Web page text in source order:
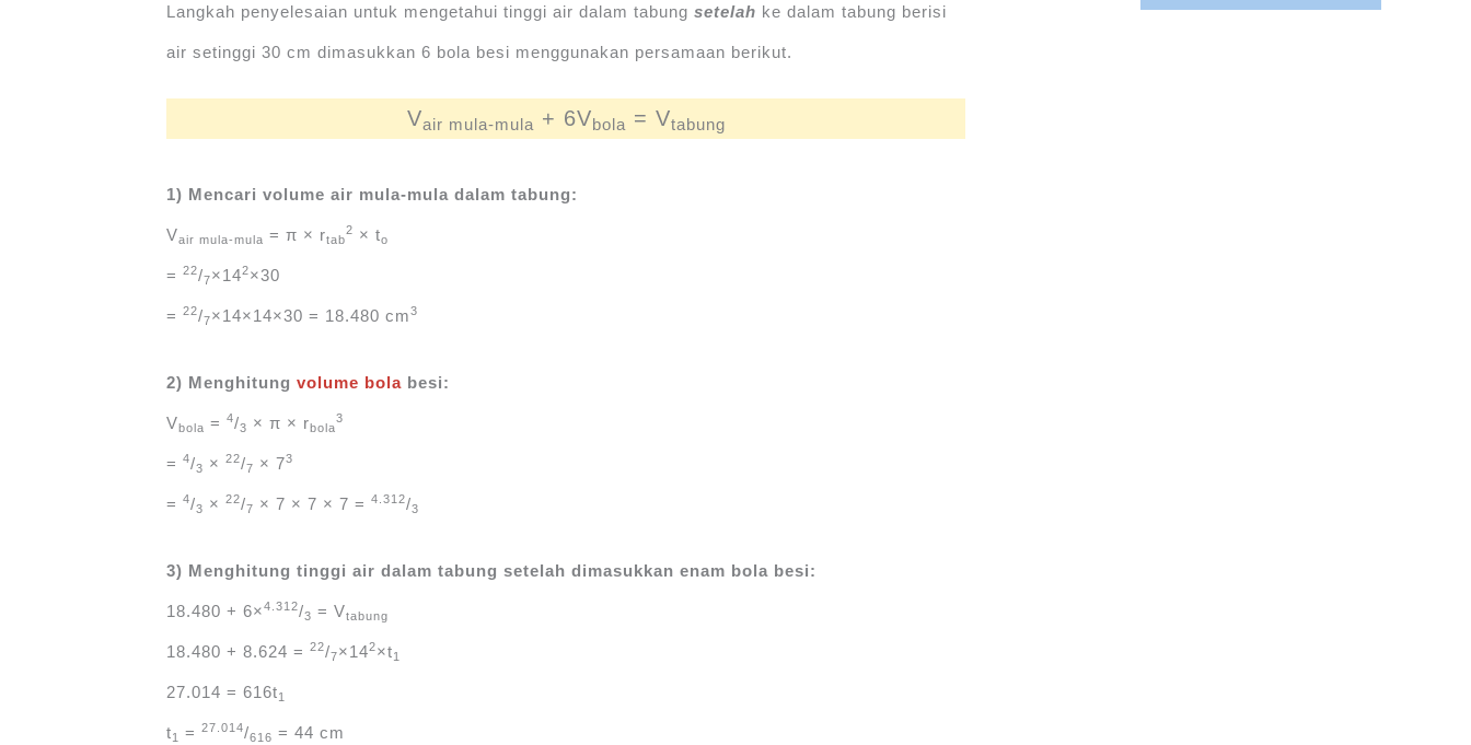
Langkah penyelesaian untuk mengetahui tinggi air dalam tabungsetelah ke dalam tabung berisi
air setinggi 30 cm dimasukkan 6 bola besi menggunakan persamaan berikut.
Vair mula-mula + 6Vbola = Vtabung
1) Mencari volume air mula-mula dalam tabung:
Vair mula-mula = π × rtab
2 × to
=22/7×142×30
=22/7×14×14×30 = 18.480 cm3
2) Menghitungvolume bola besi:
Vbola =4/3 × π × rbola
3
=4/3 ×22/7 × 73
=4/3 ×22/7 × 7 × 7 × 7 =4.312/3
3) Menghitung tinggi air dalam tabung setelah dimasukkan enam bola besi:
18.480 + 6×4.312/3 = Vtabung
18.480 + 8.624 =22/7×142×t1
27.014 = 616t1
t1 =27.014/616 = 44 cm